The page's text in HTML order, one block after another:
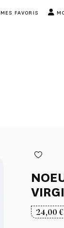
MES FAVORIS
24,00€